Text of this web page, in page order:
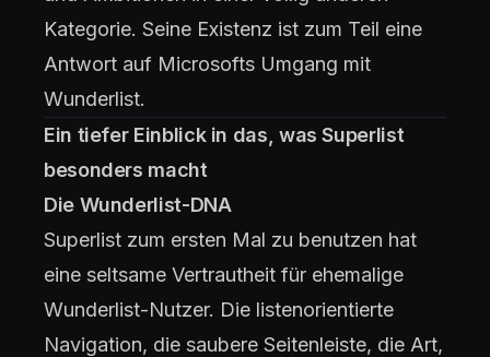
Kategorie. Seine Existenz ist zum Teil eine
Antwort auf Microsofts Umgang mit
Wunderlist.
Ein tiefer Einblick in das, was Superlist
besonders macht
Die Wunderlist-DNA
Superlist zum ersten Mal zu benutzen hat
eine seltsame Vertrautheit für ehemalige
Wunderlist-Nutzer. Die listenorientierte
Navigation, die saubere Seitenleiste, die Art,